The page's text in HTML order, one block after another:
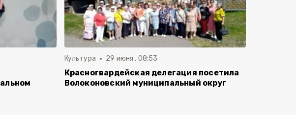
Культура 29 июня , 08:53
Красногвардейская делегация посетила
Волоконовский муниципальный округ